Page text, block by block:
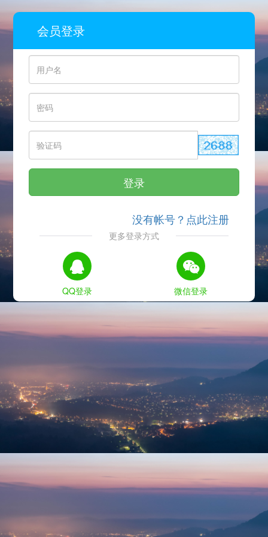
会员登录
登录
没有帐号？点此注册
更多登录方式
QQ登录 微信登录